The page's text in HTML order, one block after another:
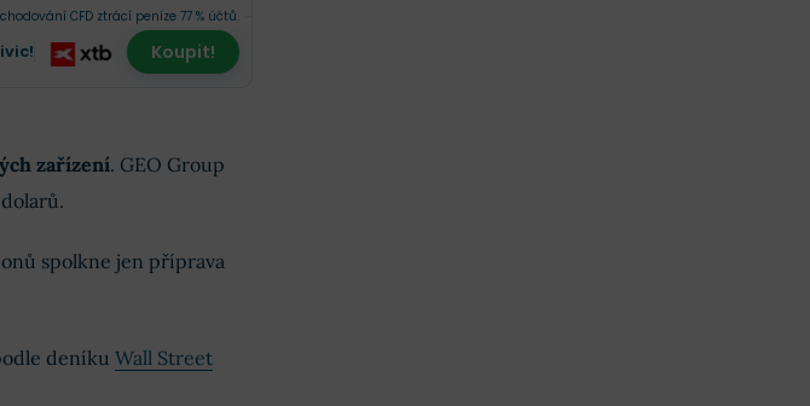
CFD ztrácí peníze 77 % účtů.
Koupit!
zařízení. GEO Group
spolkne jen příprava
deníku Wall Street